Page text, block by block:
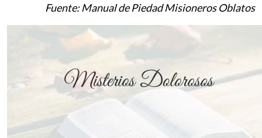
Fuente: Manual de Piedad Misioneros Oblatos